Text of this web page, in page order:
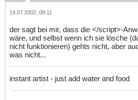
19.07.2002, 08:11
der sagt bei mir, dass die </script>-
wäre, und selbst wenn ich sie lösche
nicht funktionieren) gehts nicht, aber
was nicht...
instant artist - just add water and food